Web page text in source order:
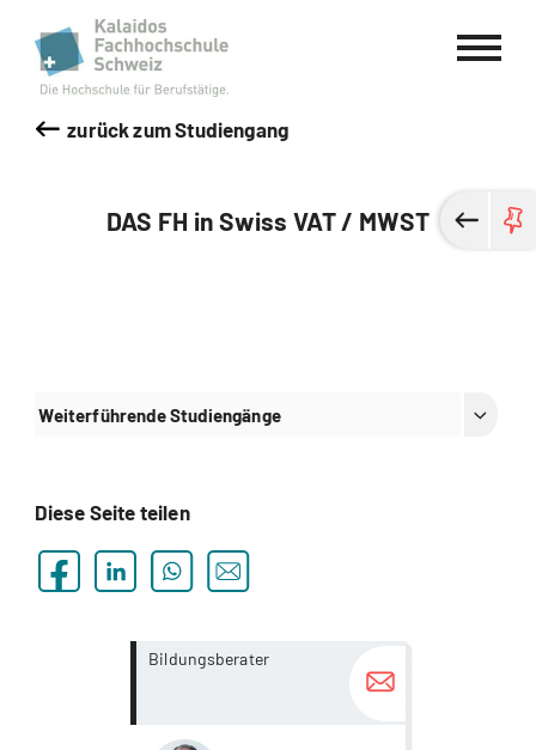
Kalaidos Fachhochschule Schweiz
zurück zum Studiengang
DAS FH in Swiss VAT / MWST
Weiterführende Studiengänge
Diese Seite teilen
Bildungsberater more...
more...